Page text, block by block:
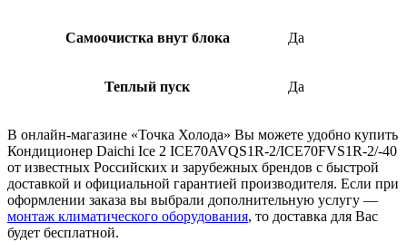
Самоочистка внут блока Да
Теплый пуск Да
В онлайн-магазине «Точка Холода» Вы можете удобно купить
Кондиционер Daichi Ice 2 ICE70AVQS1R-2/ICE70FVS1R-2/-40
от известных Российских и зарубежных брендов с быстрой
доставкой и официальной гарантией производителя. Если при
оформлении заказа вы выбрали дополнительную услугу —
монтаж климатического оборудования, то доставка для Вас
будет бесплатной.